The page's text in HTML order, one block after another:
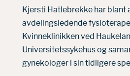
Kjersti Hatlebrekke har blant
avdelingsledende
Kvinneklinikken ved
Universitetssykehus og
gynekologer i sin tidligere